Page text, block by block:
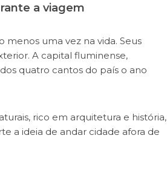
a viagem
uma vez na vida. Seus
A capital fluminense,
quatro cantos do país o ano
rico em arquitetura e história,
a ideia de andar cidade afora de